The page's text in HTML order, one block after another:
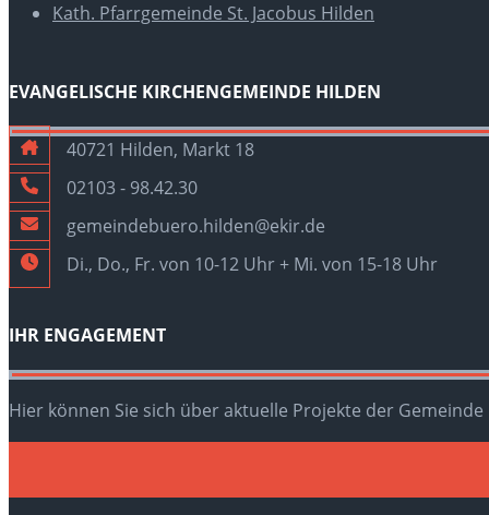
Kath. Pfarrgemeinde St. Jacobus Hilden
EVANGELISCHE KIRCHENGEMEINDE HILDEN
40721 Hilden, Markt 18
02103 - 98.42.30
gemeindebuero.hilden@ekir.de
Di., Do., Fr. von 10-12 Uhr + Mi. von 15-18 Uhr
IHR ENGAGEMENT
Hier können Sie sich über aktuelle Projekte der